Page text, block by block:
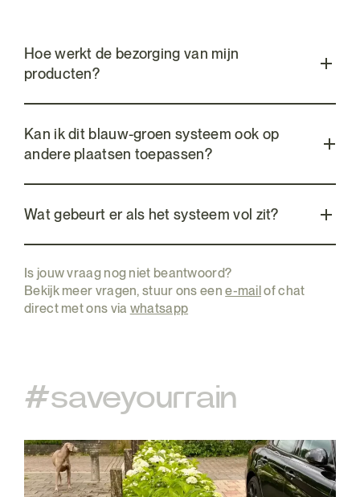
Hoe werkt de bezorging van mijn
producten?
Kan ik dit blauw-groen systeem ook op
andere plaatsen toepassen?
Wat gebeurt er als het systeem vol zit?
Is jouw vraag nog niet beantwoord?
Bekijk meer vragen, stuur ons eene-mail of chat
direct met ons via whatsapp
#saveyourrain